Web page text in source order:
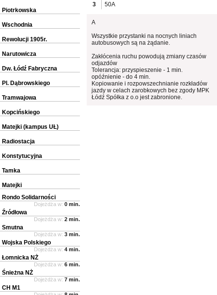
3
50A
A
Wszystkie przystanki na nocnych liniach
autobusowych są na żądanie.
Zakłócenia ruchu powodują zmiany czasów
odjazdów
Tolerancja: przyspieszenie - 1 min.
opóźnienie - do 4 min.
Kopiowanie i rozpowszechnianie rozkładów
jazdy w celach zarobkowych bez zgody MPK
Łódź Spółka z o.o jest zabronione.
Piotrkowska
Wschodnia
Rewolucji 1905r.
Narutowicza
Dw. Łódź Fabryczna
Pl. Dąbrowskiego
Tramwajowa
Kopcińskiego
Matejki (kampus UŁ)
Radiostacja
Konstytucyjna
Tamka
Matejki
Rondo Solidarności
Dojeżdża w: 0 min.
Źródłowa
Dojeżdża w: 2 min.
Smutna
Dojeżdża w: 3 min.
Wojska Polskiego
Dojeżdża w: 4 min.
Łomnicka NŻ
Dojeżdża w: 6 min.
Śnieżna NŻ
Dojeżdża w: 7 min.
CH M1